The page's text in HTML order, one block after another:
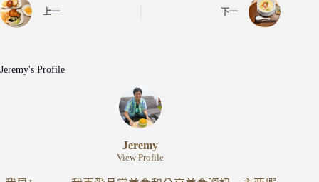
上一 下一
Jeremy's Profile
Jeremy
View Profile